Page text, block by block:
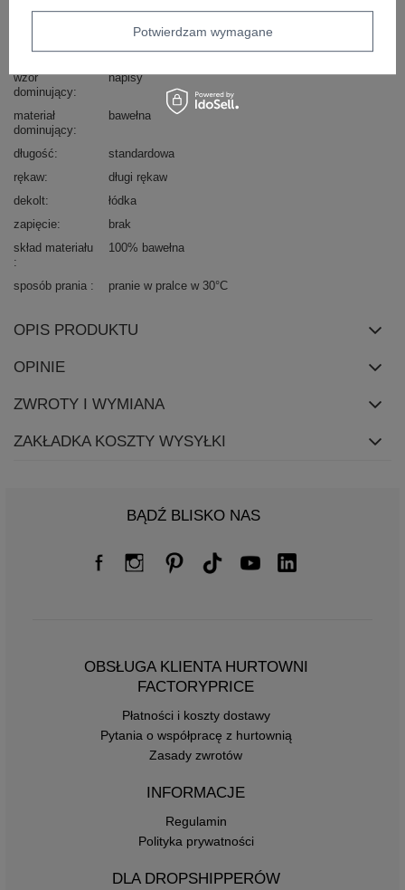
casual
okazja
codzienne
wzór
dominujący
napisy
materiał
dominujący
bawełna
długość
standardowa
rękaw
długi rękaw
dekolt
łódka
zapięcie
brak
skład materiału
100% bawełna
sposób prania pranie w pralce w 30°C
OPIS PRODUKTU
OPINIE
ZWROTY I WYMIANA
ZAKŁADKA KOSZTY WYSYŁKI
BĄDŹ BLISKO NAS
OBSŁUGA KLIENTA HURTOWNI
FACTORYPRICE
Płatności i koszty dostawy
Pytania o współpracę z hurtownią
Zasady zwrotów
INFORMACJE
Regulamin
Polityka prywatności
DLA DROPSHIPPERÓW
Potwierdzam wymagane